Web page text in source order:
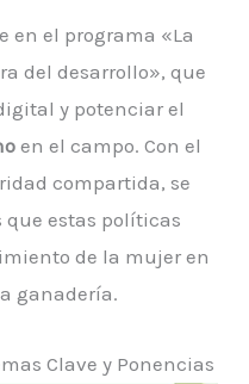
en el programa «La
del desarrollo», que
y potenciar el
en el campo. Con el
compartida, se
estas políticas
de la mujer en
ganadería.
Clave y Ponencias